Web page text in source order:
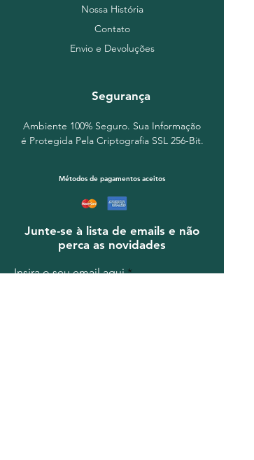
Nossa História
Contato
Envio e Devoluções
Segurança
Ambiente 100% Seguro. Sua Informação
é Protegida Pela Criptografia SSL 256-Bit.
Métodos de pagamentos aceitos
Junte-se à lista de emails e não
perca as novidades
Insira o seu email aqui